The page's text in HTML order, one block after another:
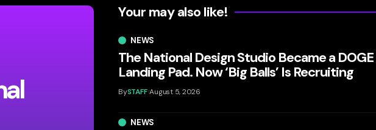
Your may also like!
NEWS
The National Design Studio Became a DOGE
Landing Pad. Now ‘Big Balls’ Is Recruiting
BySTAFF August 5, 2026
NEWS